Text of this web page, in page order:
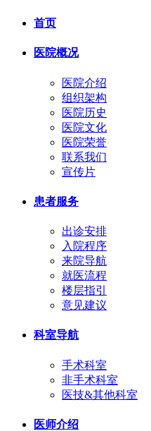
首页
医院概况
医院介绍
组织架构
医院历史
医院文化
医院荣誉
联系我们
宣传片
患者服务
出诊安排
入院程序
来院导航
就医流程
楼层指引
意见建议
科室导航
手术科室
非手术科室
医技&其他科室
医师介绍